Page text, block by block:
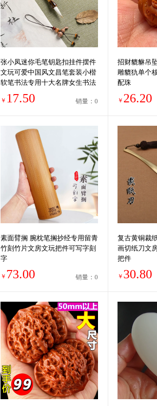
张小凤迷你毛笔钥匙扣挂件摆件
文玩可爱中国风文昌笔套装小楷
软笔书法专用十大名牌女生书法
礼物用品文房四宝
￥ 17.50 销量：0
招财貔貅吊
雕貔犰单个
配珠
￥ 26.20
素面臂搁 腕枕笔搁抄经专用留青
竹刻竹片文房文玩把件可写字刻
字
￥ 73.00 销量：0
复古黄铜裁
画切纸刀文
把件
￥ 30.80